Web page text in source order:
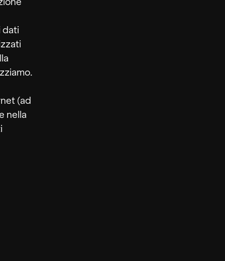
dati
(ad
nella